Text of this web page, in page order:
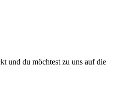
und du möchtest zu uns auf die